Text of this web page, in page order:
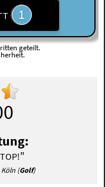
1
geteilt.
"
(Golf)